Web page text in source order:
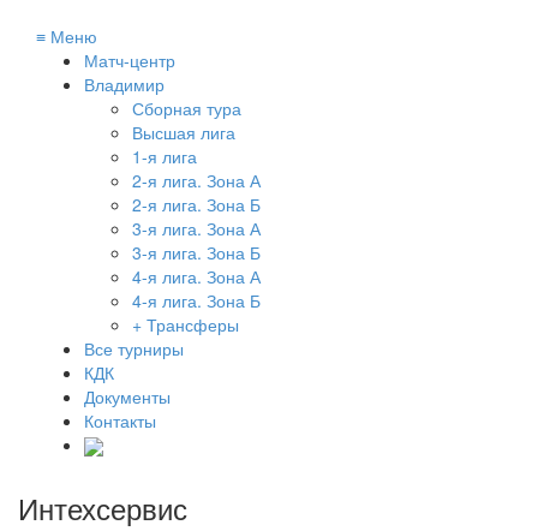
≡ Меню
Матч-центр
Владимир
Сборная тура
Высшая лига
1-я лига
2-я лига. Зона А
2-я лига. Зона Б
3-я лига. Зона А
3-я лига. Зона Б
4-я лига. Зона А
4-я лига. Зона Б
+ Трансферы
Все турниры
КДК
Документы
Контакты
Интехсервис